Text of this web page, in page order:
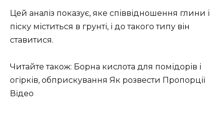
Цей аналіз показує, яке співвідношення глини і
піску міститься в грунті, і до такого типу він
ставитися.
Читайте також: Борна кислота для помідорів і
огірків, обприскування Як розвести Пропорції
Відео